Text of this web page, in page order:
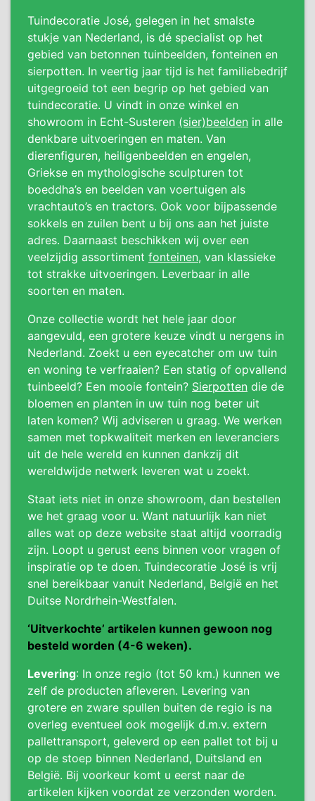
Tuindecoratie José, gelegen in het smalste
stukje van Nederland, is dé specialist op het
gebied van betonnen tuinbeelden, fonteinen en
sierpotten. In veertig jaar tijd is het familiebedrijf
uitgegroeid tot een begrip op het gebied van
tuindecoratie. U vindt in onze winkel en
showroom in Echt-Susteren (sier)beelden in alle
denkbare uitvoeringen en maten. Van
dierenfiguren, heiligenbeelden en engelen,
Griekse en mythologische sculpturen tot
boeddha’s en beelden van voertuigen als
vrachtauto’s en tractors. Ook voor bijpassende
sokkels en zuilen bent u bij ons aan het juiste
adres. Daarnaast beschikken wij over een
veelzijdig assortiment fonteinen, van klassieke
tot strakke uitvoeringen. Leverbaar in alle
soorten en maten.
Onze collectie wordt het hele jaar door
aangevuld, een grotere keuze vindt u nergens in
Nederland. Zoekt u een eyecatcher om uw tuin
en woning te verfraaien? Een statig of opvallend
tuinbeeld? Een mooie fontein? Sierpotten die de
bloemen en planten in uw tuin nog beter uit
laten komen? Wij adviseren u graag. We werken
samen met topkwaliteit merken en leveranciers
uit de hele wereld en kunnen dankzij dit
wereldwijde netwerk leveren wat u zoekt.
Staat iets niet in onze showroom, dan bestellen
we het graag voor u. Want natuurlijk kan niet
alles wat op deze website staat altijd voorradig
zijn. Loopt u gerust eens binnen voor vragen of
inspiratie op te doen. Tuindecoratie José is vrij
snel bereikbaar vanuit Nederland, België en het
Duitse Nordrhein-Westfalen.
‘Uitverkochte’ artikelen kunnen gewoon nog
besteld worden (4-6 weken).
Levering: In onze regio (tot 50 km.) kunnen we
zelf de producten afleveren. Levering van
grotere en zware spullen buiten de regio is na
overleg eventueel ook mogelijk d.m.v. extern
pallettransport, geleverd op een pallet tot bij u
op de stoep binnen Nederland, Duitsland en
België. Bij voorkeur komt u eerst naar de
artikelen kijken voordat ze verzonden worden.